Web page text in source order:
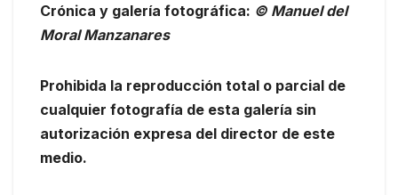
Crónica y galería fotográfica: © Manuel del
Moral Manzanares
Prohibida la reproducción total o parcial de
cualquier fotografía de esta galería sin
autorización expresa del director de este
medio.